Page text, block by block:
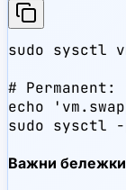
sudo sysctl
# Permanent:
echo
sudo sysctl -
Важни бележки